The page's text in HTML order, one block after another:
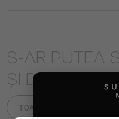
S-AR PUTEA
ȘI DE
TOATE PRODUSELE